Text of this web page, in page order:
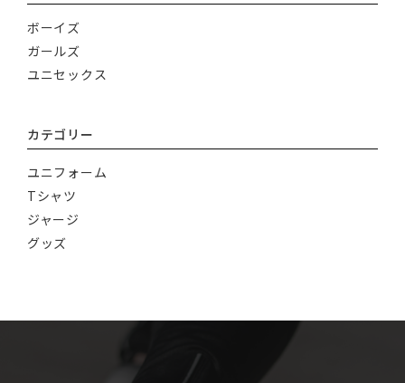
ボーイズ
ガールズ
ユニセックス
カテゴリー
ユニフォーム
Tシャツ
ジャージ
グッズ